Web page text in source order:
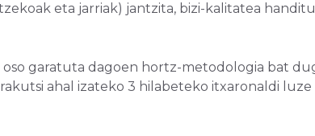
eta jarriak) jantzita, bizi-kalitatea
garatuta dagoen hortz-metodologia bat
ahal izateko 3 hilabeteko itxaronaldi